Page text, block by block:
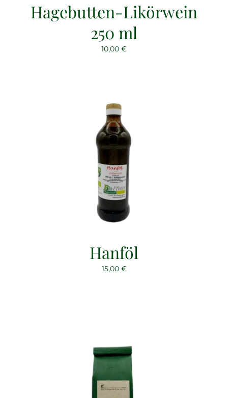
Hagebutten-Likörwein
250 ml
10,00 €
Hanföl
15,00 €